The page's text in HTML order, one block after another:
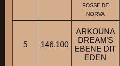
FOSSE DE
NORVA
5 146.100
ARKOUNA
DREAM'S
EBENE DIT
EDEN